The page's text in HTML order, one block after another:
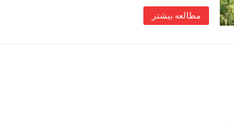
مطالعه بیشتر